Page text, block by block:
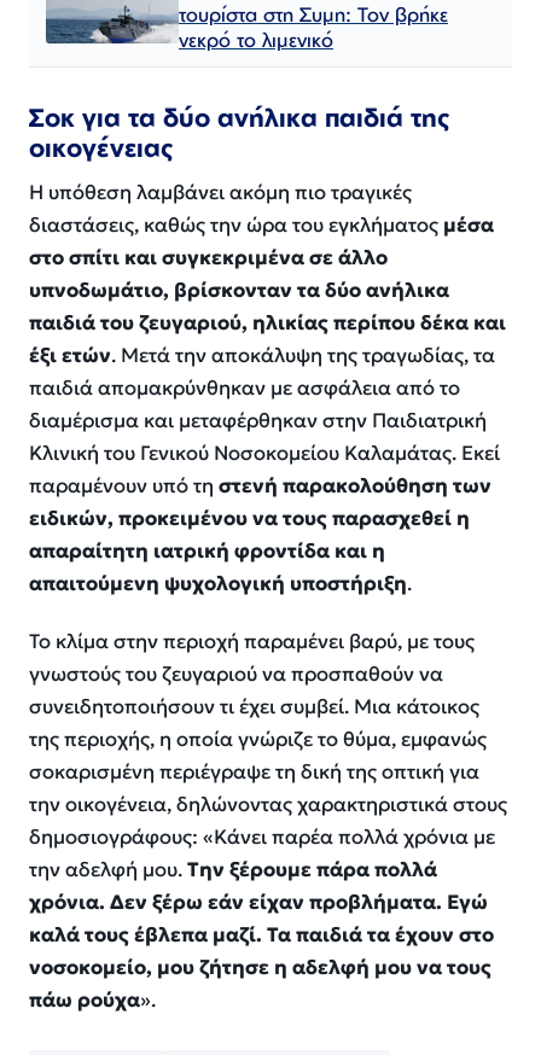
τουρίστα στη Συμη: Τον βρήκε
νεκρό το λιμενικό
Σοκ για τα δύο ανήλικα παιδιά της
οικογένειας
Η υπόθεση λαμβάνει ακόμη πιο τραγικές
διαστάσεις, καθώς την ώρα του εγκλήματος μέσα
στο σπίτι και συγκεκριμένα σε άλλο
υπνοδωμάτιο, βρίσκονταν τα δύο ανήλικα
παιδιά του ζευγαριού, ηλικίας περίπου δέκα και
έξι ετών. Μετά την αποκάλυψη της τραγωδίας, τα
παιδιά απομακρύνθηκαν με ασφάλεια από το
διαμέρισμα και μεταφέρθηκαν στην Παιδιατρική
Κλινική του Γενικού Νοσοκομείου Καλαμάτας. Εκεί
παραμένουν υπό τη στενή παρακολούθηση των
ειδικών, προκειμένου να τους παρασχεθεί η
απαραίτητη ιατρική φροντίδα και η
απαιτούμενη ψυχολογική υποστήριξη.
Το κλίμα στην περιοχή παραμένει βαρύ, με τους
γνωστούς του ζευγαριού να προσπαθούν να
συνειδητοποιήσουν τι έχει συμβεί. Μια κάτοικος
της περιοχής, η οποία γνώριζε το θύμα, εμφανώς
σοκαρισμένη περιέγραψε τη δική της οπτική για
την οικογένεια, δηλώνοντας χαρακτηριστικά στους
δημοσιογράφους: «Κάνει παρέα πολλά χρόνια με
την αδελφή μου.Την ξέρουμε πάρα πολλά
χρόνια. Δεν ξέρω εάν είχαν προβλήματα. Εγώ
καλά τους έβλεπα μαζί. Τα παιδιά τα έχουν στο
νοσοκομείο, μου ζήτησε η αδελφή μου να τους
πάω ρούχα».